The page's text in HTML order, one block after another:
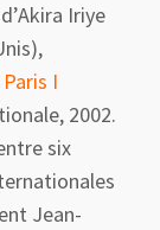
Iriye
,
I
2002.
six
Jean-